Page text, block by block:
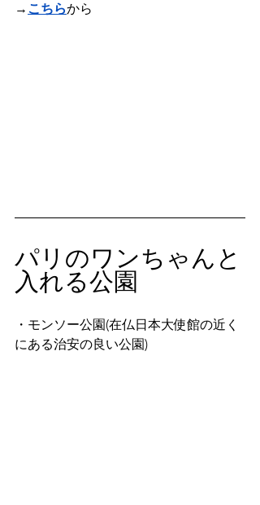
→ こちらから
パリのワンちゃんと
入れる公園
・モンソー公園(在仏日本大使館の近く
にある治安の良い公園)